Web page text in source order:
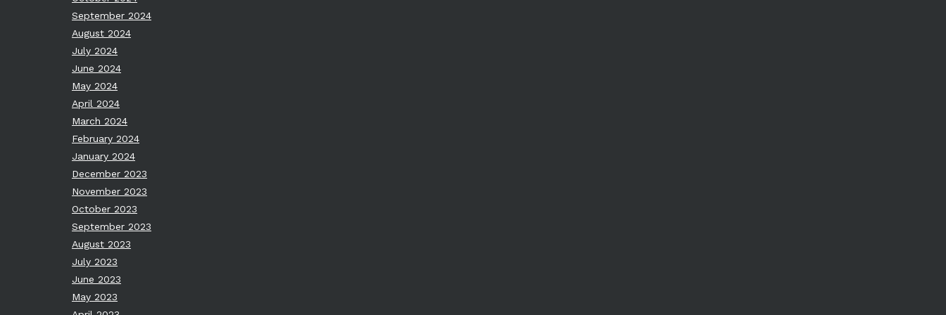
September 2024
August 2024
July 2024
June 2024
May 2024
April 2024
March 2024
February 2024
January 2024
December 2023
November 2023
October 2023
September 2023
August 2023
July 2023
June 2023
May 2023